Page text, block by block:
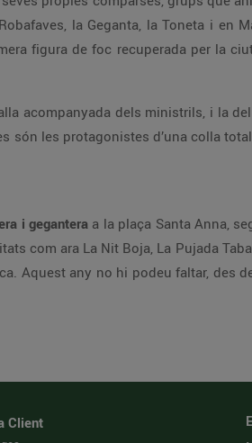
la Geganta, la Toneta i en
figura de foc recuperada per la
acompanyada dels ministrils, i la del
són les protagonistes d’una colla
i gegantera a la plaça Santa Anna,
com ara La Nit Boja, La Pujada
Aquest any no hi podeu faltar, des
Client